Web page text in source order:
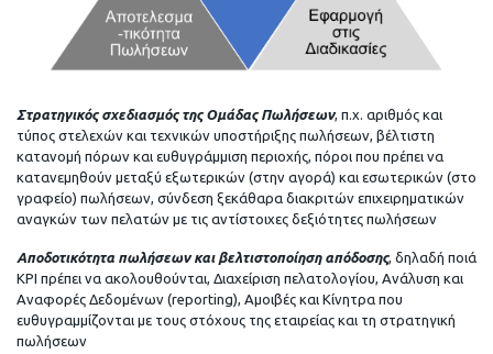
Στρατηγικός σχεδιασμός της Ομάδας Πωλήσεων, π.χ. αριθμός και
τύπος στελεχών και τεχνικών υποστήριξης πωλήσεων, βέλτιστη
κατανομή πόρων και ευθυγράμμιση περιοχής, πόροι που πρέπει να
κατανεμηθούν μεταξύ εξωτερικών (στην αγορά) και εσωτερικών (στο
γραφείο) πωλήσεων, σύνδεση ξεκάθαρα διακριτών επιχειρηματικών
αναγκών των πελατών με τις αντίστοιχες δεξιότητες πωλήσεων
Αποδοτικότητα πωλήσεων και βελτιστοποίηση απόδοσης, δηλαδή ποιά
KPI πρέπει να ακολουθούνται, Διαχείριση πελατολογίου, Ανάλυση και
Αναφορές Δεδομένων (reporting), Αμοιβές και Κίνητρα που
ευθυγραμμίζονται με τους στόχους της εταιρείας και τη στρατηγική
πωλήσεων